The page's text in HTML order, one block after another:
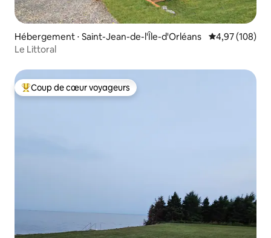
Hébergement ⋅ Saint-Jean-de-l'Île-d'Orléans Évaluation
4,97 (108)
Le Littoral
Coups de cœur voyageurs les plus appréciés
Coup de cœur voyageurs